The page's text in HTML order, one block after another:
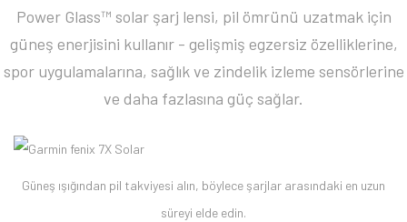
Power Glass™ solar şarj lensi, pil ömrünü uzatmak için
güneş enerjisini kullanır - gelişmiş egzersiz özelliklerine,
spor uygulamalarına, sağlık ve zindelik izleme sensörlerine
ve daha fazlasına güç sağlar.
Güneş ışığından pil takviyesi alın, böylece şarjlar arasındaki en uzun
süreyi elde edin.